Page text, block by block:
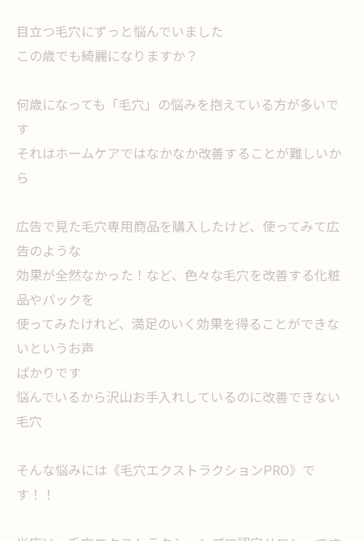
目立つ毛穴にずっと悩んでいました
この歳でも綺麗になりますか？
何歳になっても「毛穴」の悩みを抱えている方が多いで
す
それはホームケアではなかなか改善することが難しいか
ら
広告で見た毛穴専用商品を購入したけど、使ってみて広
告のような
効果が全然なかった！など、色々な毛穴を改善する化粧
品やパックを
使ってみたけれど、満足のいく効果を得ることができな
いというお声
ばかりです
悩んでいるから沢山お手入れしているのに改善できない
毛穴
そんな悩みには《毛穴エクストラクションPRO》で
す！！